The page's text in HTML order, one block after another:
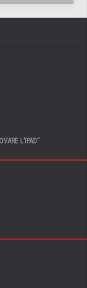
L’IPAD”